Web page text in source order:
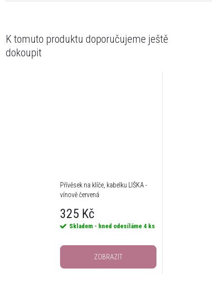
K tomuto produktu doporučujeme ještě
dokoupit
Přívěsek na klíče, kabelku LIŠKA -
vínově červená
325 Kč
Skladem - hned odesíláme 4 ks
ZOBRAZIT